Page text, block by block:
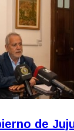
de